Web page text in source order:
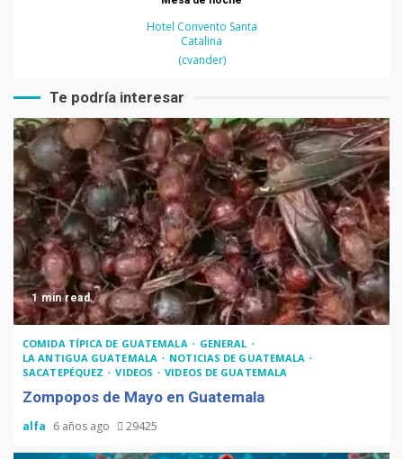
Hotel Convento Santa
Catalina
(cvander)
Te podría interesar
1 min read
COMIDA TÍPICA DE GUATEMALA
GENERAL
LA ANTIGUA GUATEMALA
NOTICIAS DE GUATEMALA
SACATEPÉQUEZ
VIDEOS VIDEOS DE GUATEMALA
Zompopos de Mayo en Guatemala
alfa 6 años ago 29425